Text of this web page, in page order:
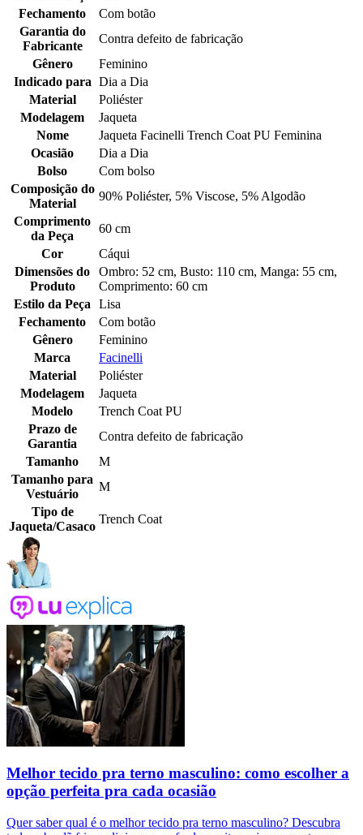
Fechamento
Com botão
Garantia do
Fabricante
Contra defeito de fabricação
Gênero
Feminino
Indicado para Dia a Dia
Material
Poliéster
Modelagem
Jaqueta
Nome
Jaqueta Facinelli Trench Coat PU Feminina
Ocasião
Dia a Dia
Bolso
Com bolso
Composição do
Material
90% Poliéster, 5% Viscose, 5% Algodão
Comprimento
da Peça
60 cm
Cor
Cáqui
Dimensões do
Produto
Ombro: 52 cm, Busto: 110 cm, Manga: 55 cm,
Comprimento: 60 cm
Estilo da Peça
Lisa
Fechamento
Com botão
Gênero
Feminino
Marca
Facinelli
Material
Poliéster
Modelagem
Jaqueta
Modelo
Trench Coat PU
Prazo de
Garantia
Contra defeito de fabricação
Tamanho
M
Tamanho para
Vestuário
M
Tipo de
Jaqueta/Casaco
Trench Coat
Melhor tecido pra terno masculino: como escolher a
opção perfeita pra cada ocasião
Quer saber qual é o melhor tecido pra terno masculino? Descubra